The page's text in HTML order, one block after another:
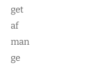
get
af
man
ge